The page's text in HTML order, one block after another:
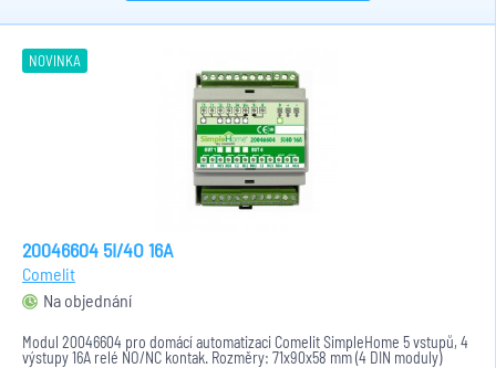
NOVINKA
20046604 5I/4O 16A
Comelit
Na objednání
Modul 20046604 pro domácí automatizaci Comelit SimpleHome 5 vstupů, 4
výstupy 16A relé NO/NC kontak. Rozměry: 71x90x58 mm (4 DIN moduly)